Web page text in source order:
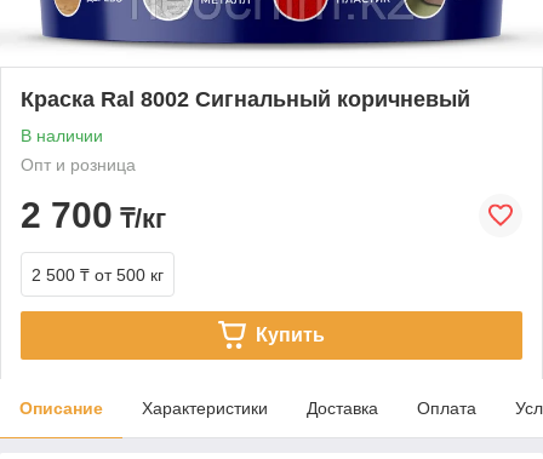
Краска Ral 8002 Сигнальный коричневый
В наличии
Опт и розница
2 700 ₸/кг
2 500 ₸ от 500 кг
Купить
Описание Характеристики Доставка Оплата